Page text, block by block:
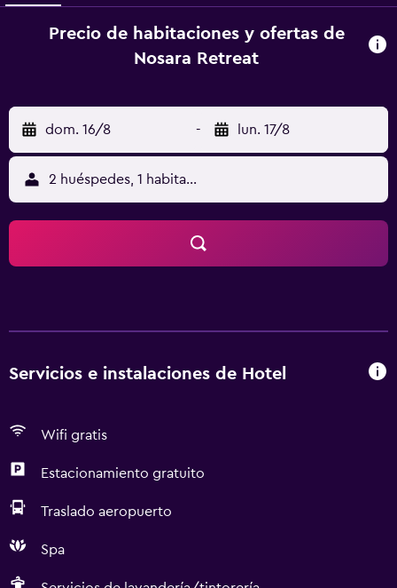
Precio de habitaciones y ofertas de
Nosara Retreat
dom. 16/8 - lun. 17/8
2 huéspedes, 1 habitación
Servicios e instalaciones de Hotel
Wifi gratis
Estacionamiento gratuito
Traslado aeropuerto
Spa